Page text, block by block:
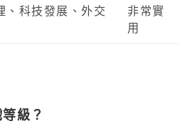
、科技發展、外交
非常實
用
級？